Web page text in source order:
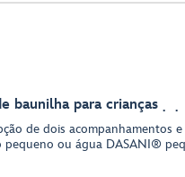
baunilha para crianças
de dois acompanhamentos
pequeno ou água DASANI®